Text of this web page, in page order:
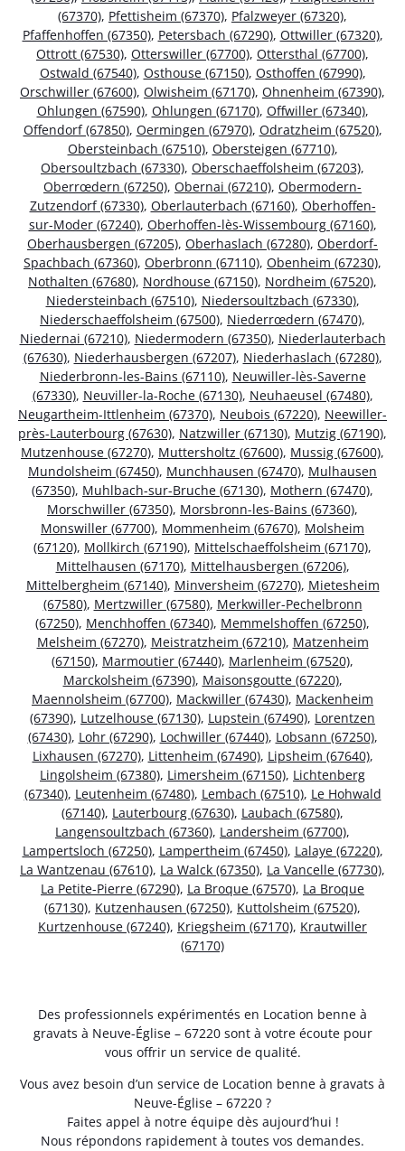
(67370), Pfettisheim (67370), Pfalzweyer (67320),
Pfaffenhoffen (67350), Petersbach (67290), Ottwiller (67320),
Ottrott (67530), Otterswiller (67700), Ottersthal (67700),
Ostwald (67540), Osthouse (67150), Osthoffen (67990),
Orschwiller (67600), Olwisheim (67170), Ohnenheim (67390),
Ohlungen (67590), Ohlungen (67170), Offwiller (67340),
Offendorf (67850), Oermingen (67970), Odratzheim (67520),
Obersteinbach (67510), Obersteigen (67710),
Obersoultzbach (67330), Oberschaeffolsheim (67203),
Oberrœdern (67250), Obernai (67210), Obermodern-
Zutzendorf (67330), Oberlauterbach (67160), Oberhoffen-
sur-Moder (67240), Oberhoffen-lès-Wissembourg (67160),
Oberhausbergen (67205), Oberhaslach (67280), Oberdorf-
Spachbach (67360), Oberbronn (67110), Obenheim (67230),
Nothalten (67680), Nordhouse (67150), Nordheim (67520),
Niedersteinbach (67510), Niedersoultzbach (67330),
Niederschaeffolsheim (67500), Niederrœdern (67470),
Niedernai (67210), Niedermodern (67350), Niederlauterbach
(67630), Niederhausbergen (67207), Niederhaslach (67280),
Niederbronn-les-Bains (67110), Neuwiller-lès-Saverne
(67330), Neuviller-la-Roche (67130), Neuhaeusel (67480),
Neugartheim-Ittlenheim (67370), Neubois (67220), Neewiller-
près-Lauterbourg (67630), Natzwiller (67130), Mutzig (67190),
Mutzenhouse (67270), Muttersholtz (67600), Mussig (67600),
Mundolsheim (67450), Munchhausen (67470), Mulhausen
(67350), Muhlbach-sur-Bruche (67130), Mothern (67470),
Morschwiller (67350), Morsbronn-les-Bains (67360),
Monswiller (67700), Mommenheim (67670), Molsheim
(67120), Mollkirch (67190), Mittelschaeffolsheim (67170),
Mittelhausen (67170), Mittelhausbergen (67206),
Mittelbergheim (67140), Minversheim (67270), Mietesheim
(67580), Mertzwiller (67580), Merkwiller-Pechelbronn
(67250), Menchhoffen (67340), Memmelshoffen (67250),
Melsheim (67270), Meistratzheim (67210), Matzenheim
(67150), Marmoutier (67440), Marlenheim (67520),
Marckolsheim (67390), Maisonsgoutte (67220),
Maennolsheim (67700), Mackwiller (67430), Mackenheim
(67390), Lutzelhouse (67130), Lupstein (67490), Lorentzen
(67430), Lohr (67290), Lochwiller (67440), Lobsann (67250),
Lixhausen (67270), Littenheim (67490), Lipsheim (67640),
Lingolsheim (67380), Limersheim (67150), Lichtenberg
(67340), Leutenheim (67480), Lembach (67510), Le Hohwald
(67140), Lauterbourg (67630), Laubach (67580),
Langensoultzbach (67360), Landersheim (67700),
Lampertsloch (67250), Lampertheim (67450), Lalaye (67220),
La Wantzenau (67610), La Walck (67350), La Vancelle (67730),
La Petite-Pierre (67290), La Broque (67570), La Broque
(67130), Kutzenhausen (67250), Kuttolsheim (67520),
Kurtzenhouse (67240), Kriegsheim (67170), Krautwiller
(67170)
Des professionnels expérimentés en Location benne à
gravats à Neuve-Église – 67220 sont à votre écoute pour
vous offrir un service de qualité.
Vous avez besoin d’un service de Location benne à gravats à
Neuve-Église – 67220 ?
Faites appel à notre équipe dès aujourd’hui !
Nous répondons rapidement à toutes vos demandes.